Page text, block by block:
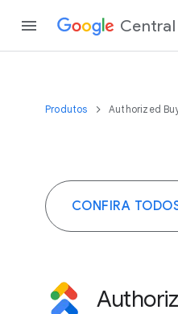
Central
Produtos Authorized
CONFIRA